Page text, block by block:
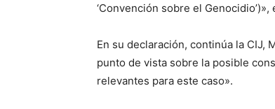
‘Convención sobre el
En su declaración, continúa la CIJ,
punto de vista sobre la posible
relevantes para este caso».